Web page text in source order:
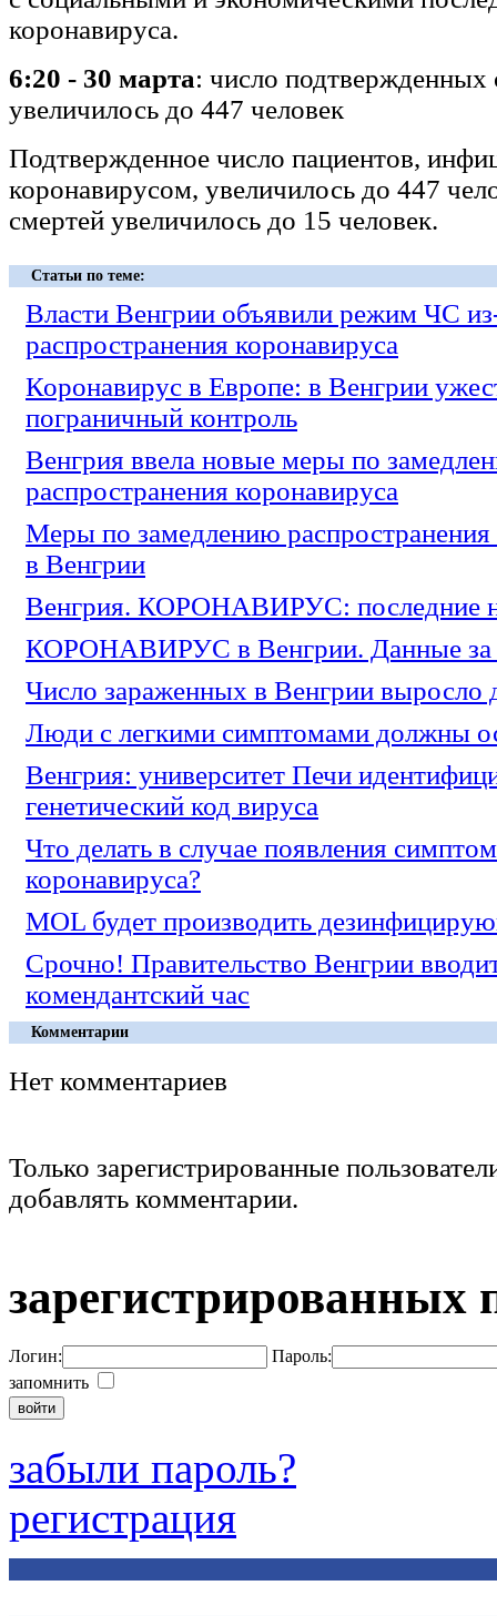
коронавируса.
6:20 - 30 марта: число подтвержденных
увеличилось до 447 человек
Подтвержденное число пациентов,
коронавирусом, увеличилось до 447
смертей увеличилось до 15 человек.
Статьи по теме:
Власти Венгрии объявили режим ЧС
распространения коронавируса
Коронавирус в Европе: в Венгрии
пограничный контроль
Венгрия ввела новые меры по
распространения коронавируса
Меры по замедлению распространения
в Венгрии
Венгрия. КОРОНАВИРУС: последние
КОРОНАВИРУС в Венгрии. Данные за
Число зараженных в Венгрии выросло
Люди с легкими симптомами должны
Венгрия: университет Печи
генетический код вируса
Что делать в случае появления
коронавируса?
MOL будет производить
Срочно! Правительство Венгрии
комендантский час
Комментарии
Нет комментариев
Только зарегистрированные
добавлять комментарии.
зарегистрированных
Логин:
Пароль:
запомнить
забыли пароль?
регистрация